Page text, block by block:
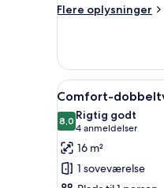
Flere oplysninger
Flere
værelse
til
3
personer
Indlæs
alle
billeder
af
Comfort-
dobbeltværelse
7
Comfort-
8,08,0 ud af 10
Rigtig godt
4 anmeldelser
(4
anmeldelser)
16 m²
1 soveværelse